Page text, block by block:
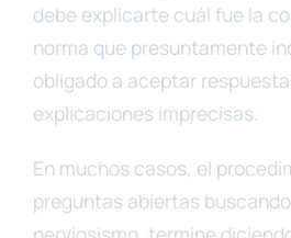
debe explicarte cuál fue la
norma que presuntamente
obligado a aceptar
explicaciones imprecisas.
En muchos casos, el
preguntas abiertas